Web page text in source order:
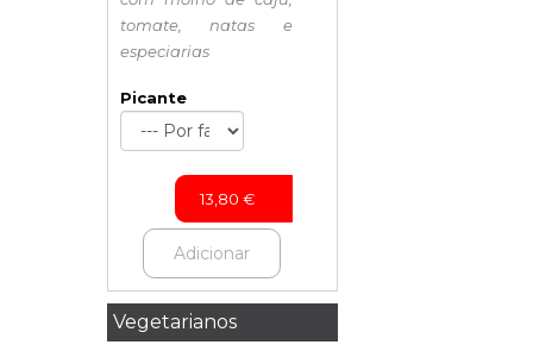
tomate, natas e
especiarias
Picante
13,80 €
Adicionar
Vegetarianos